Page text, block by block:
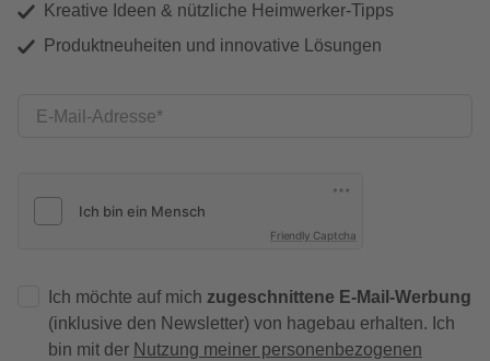
Kreative Ideen & nützliche Heimwerker-Tipps
Produktneuheiten und innovative Lösungen
E-Mail-Adresse
Friendly Captcha
Ich möchte auf mich zugeschnittene E-Mail-Werbung
(inklusive den Newsletter) von hagebau erhalten. Ich
bin mit der Nutzung meiner personenbezogenen